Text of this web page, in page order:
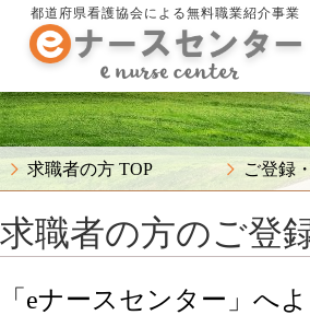
都道府県看護協会による無料職業紹介事業
求職者の方 TOP ご登録
求職者の方のご登
「eナースセンター」へ